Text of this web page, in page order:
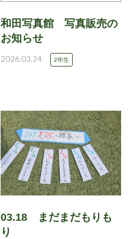
和田写真館 写真販売の
お知らせ
2026.03.24 2年生
03.18 まだまだもりも
り